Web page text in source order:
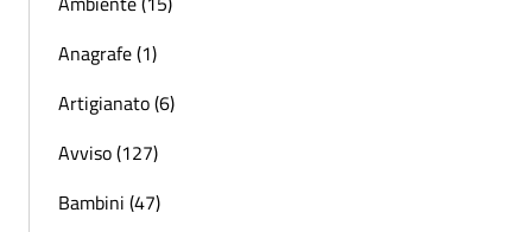
Anagrafe (1)
Artigianato (6)
Avviso (127)
Bambini (47)